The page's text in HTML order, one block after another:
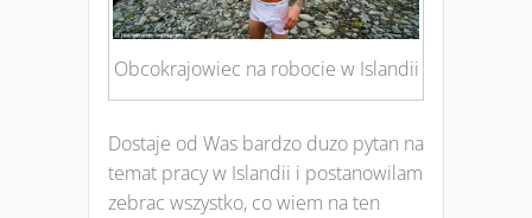
Obcokrajowiec na robocie w Islandii
Dostaje od Was bardzo duzo pytan na
temat pracy w Islandii i postanowilam
zebrac wszystko, co wiem na ten